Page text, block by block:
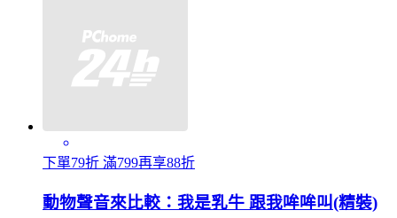
下單79折 滿799再享88折
動物聲音來比較：我是乳牛 跟我哞哞叫(精裝)